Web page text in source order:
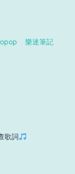
樂迷筆記
歌詞